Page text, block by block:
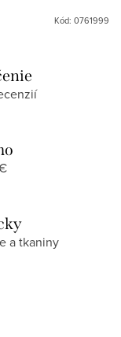
Kód: 0761999
a tkaniny